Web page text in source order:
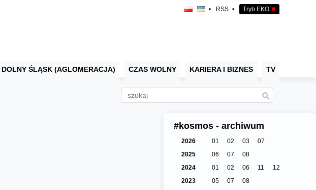
• RSS • Tryb EKO ✖
DOLNY ŚLĄSK (AGLOMERACJA) CZAS WOLNY KARIERA I BIZNES TV
#kosmos - archiwum
2026 01 02 03
07
2025
06 07
08
2024
01 02 06 11
12
2023
05 07
08